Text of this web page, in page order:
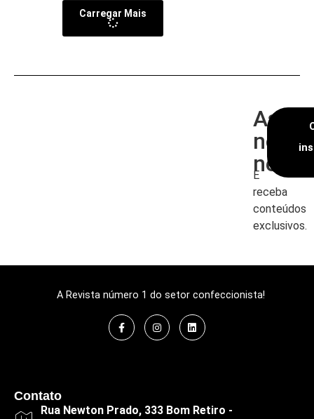
Carregar Mais
nossa
E
receba
conteúdos
exclusivos.
A Revista número 1 do setor confeccionista!
Contato
Rua Newton Prado, 333 Bom Retiro -